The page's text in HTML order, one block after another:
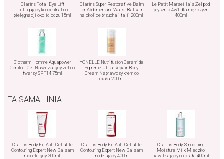
Clarins Total Eye Lift
Liftingujący koncentrat do
pielęgnacji okolic oczu 15ml
Clarins Super Restorative Balm
for Abdomen and Waist Balsam
na okolice brzucha i talii 200ml
Le Petit Marseillais Żel pod
prysznic 4w1 dla mężczyzn
400ml
Biotherm Homme Aquapower
Comfort Gel Nawilżający żel do
twarzy SPF14 75ml
YONELLE Nutrifusion Ceramide
Supreme Ultra Repair Body
Cream Naprawczy krem do
ciała 200ml
TA SAMA LINIA
Clarins Body Fit Anti-Cellulite
Contouring Expert New Balsam
modelujący 200ml
Clarins Body Fit Anti-Cellulite
Contouring Expert New Balsam
modelujący 400ml
Clarins Body-Smoothing
Moisture Milk Mleczko
nawilżający do ciała 400ml